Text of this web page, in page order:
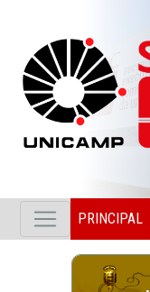
PRINCIPAL